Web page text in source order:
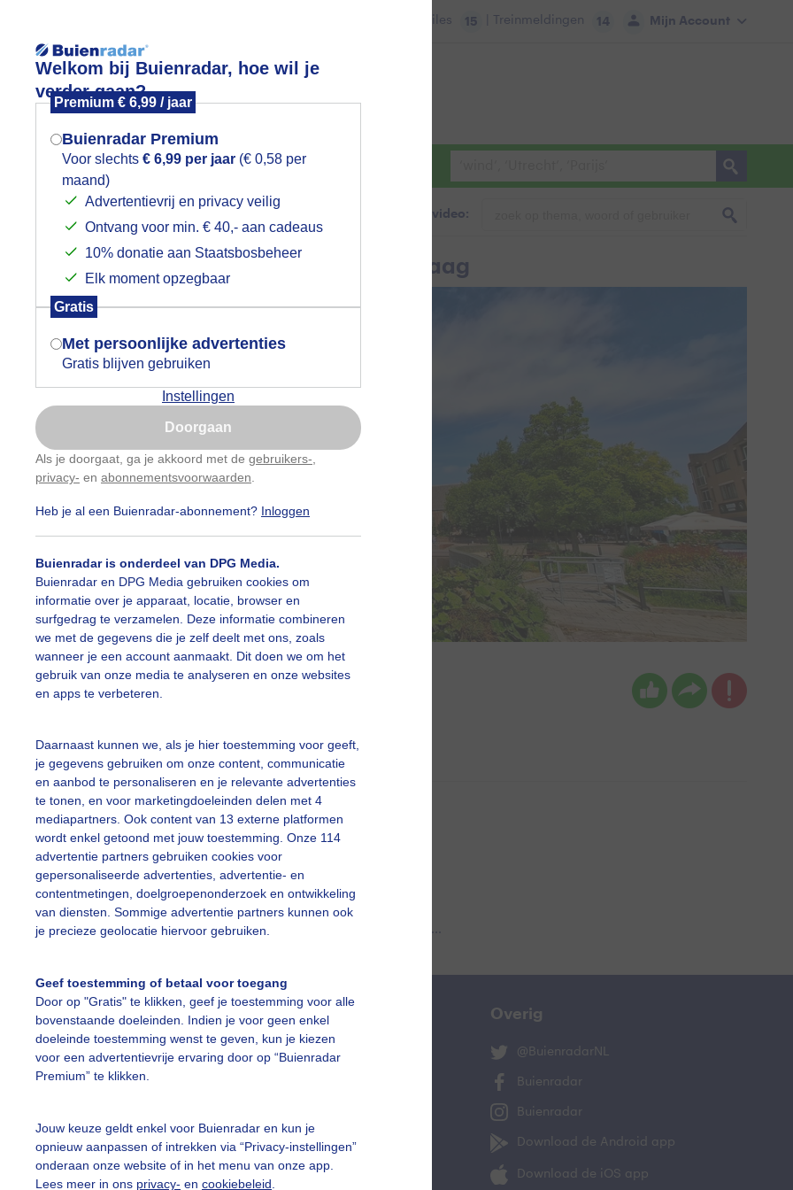
Welkom bij Buienradar, hoe wil je
verder gaan?
Premium € 6,99 / jaar
Buienradar Premium
Voor slechts € 6,99 per jaar (€ 0,58 per
maand)
Advertentievrij en privacy veilig
Ontvang voor min. € 40,- aan cadeaus
10% donatie aan Staatsbosbeheer
Elk moment opzegbaar
Gratis
Met persoonlijke advertenties
Gratis blijven gebruiken
Instellingen
Doorgaan
Als je doorgaat, ga je akkoord met de gebruikers-
privacy- en abonnementsvoorwaarden
Heb je al een Buienradar-abonnement? Inloggen
Buienradar is onderdeel van DPG Media.
Buienradar en DPG Media gebruiken cookies om
informatie over je apparaat, locatie, browser en
surfgedrag te verzamelen. Deze informatie combineren
we met de gegevens die je zelf deelt met ons, zoals
wanneer je een account aanmaakt. Dit doen we om het
gebruik van onze media te analyseren en onze websites
en apps te verbeteren.
Daarnaast kunnen we, als je hier toestemming voor geeft,
je gegevens gebruiken om onze content, communicatie
en aanbod te personaliseren en je relevante advertenties
te tonen, en voor marketingdoeleinden delen met 4
mediapartners. Ook content van 13 externe platformen
wordt enkel getoond met jouw toestemming. Onze 114
advertentie partners gebruiken cookies voor
gepersonaliseerde advertenties, advertentie- en
contentmetingen, doelgroepenonderzoek en ontwikkeling
van diensten. Sommige advertentie partners kunnen ook
je precieze geolocatie hiervoor gebruiken.
Geef toestemming of betaal voor toegang
Door op "Gratis" te klikken, geef je toestemming voor alle
bovenstaande doeleinden. Indien je voor geen enkel
doeleinde toestemming wenst te geven, kun je kiezen
voor een advertentievrije ervaring door op “Buienradar
Premium” te klikken.
Jouw keuze geldt enkel voor Buienradar en kun je
opnieuw aanpassen of intrekken via “Privacy-instellingen”
onderaan onze website of in het menu van onze app.
Lees meer in ons privacy- en cookiebeleid
Mijn Account
Files 15 | Treinmeldingen 14
Foto en video Weerzine
Zoeken in foto & video:
bewolking in Heemskerk vandaag
vanmiddag in de zon
Jos Hendriks Gemaakt: 08-08-2025, 42x bekeken
Zon Wolken
slideshow
vragen
Mijn weer
De Bilt
Overig
@BuienradarNL
Buienradar
Buienradar
Download de Android app
Download de iOS app
Mogen we je locatie gebruiken voor
het weer?
Indien je hier nog geen akkoord op hebt
gegeven, verschijnt er zo een pop-up uit
je browser waarin deze toestemming
gevraagd wordt.
Is goed, toon de popup
Nu niet, misschien later
Gebruik je Safari en wil je niet elke dag deze pop-up
Klikhierom dit aan te passen